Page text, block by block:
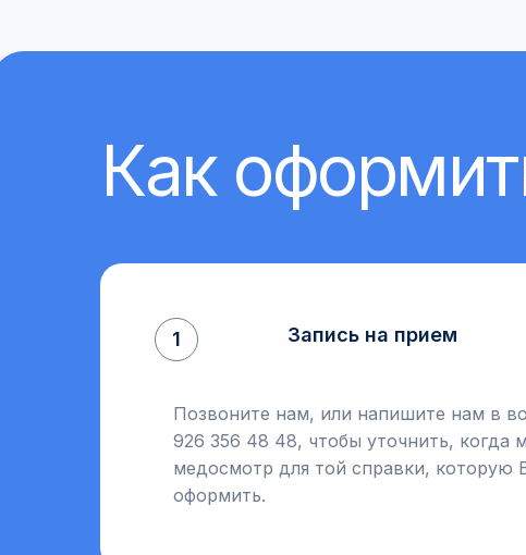
Как
Запись на прием
Позвоните нам, или напишите нам в
926 356 48 48, чтобы уточнить, когда
медосмотр для той справки, которую
оформить.
1